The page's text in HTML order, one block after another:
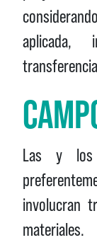
aplicada,
Las y los
involucran